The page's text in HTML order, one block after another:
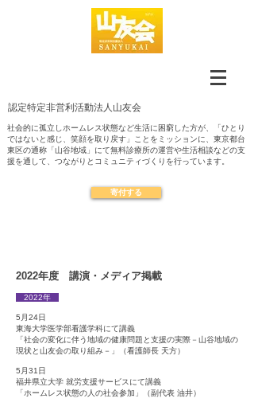
認定​特定非営利活動法人山友会
社会的に孤立しホームレス状態など生活に困窮した方が、「ひとり
ではないと感じ、笑顔を取り戻す」ことをミッションに、東京都台
東区の通称「山谷地域」にて無料診療所の運営や生活相談などの支
援を通して、つながりとコミュニティづくりを行っています。
寄付する
2022年度 講演・メディア掲載
2022年
5月24日
東海大学医学部看護学科にて講義
「社会の変化に伴う地域の健康問題と支援の実際－山谷地域の
現状と山友会の取り組み－」（看護師長 天方）
5月31日
福井県立大学 就労支援サービスにて講義
「ホームレス状態の人の社会参加」（副代表 油井）